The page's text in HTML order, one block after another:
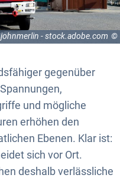
- stock.adobe.com
gegenüber
und mögliche
erhöhen den
Ebenen. Klar ist:
sich vor Ort.
deshalb verlässliche